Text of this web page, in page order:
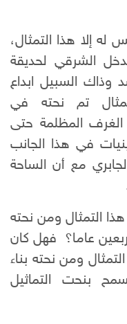
إلا هذا التمثال،
الشرقي لحديقة
وذاك السبيل ابداع
تم نحته في
المظلمة حتى
في هذا الجانب
مع أن الساحة
ومن نحته
عاما؟ فهل كان
ومن نحته بناء
بنحت التماثيل